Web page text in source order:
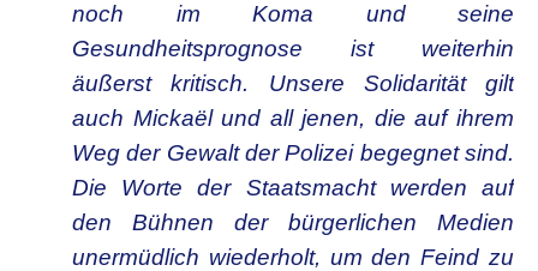
noch im Koma und seine
Gesundheitsprognose ist weiterhin
äußerst kritisch. Unsere Solidarität gilt
auch Mickaël und all jenen, die auf ihrem
Weg der Gewalt der Polizei begegnet sind.
Die Worte der Staatsmacht werden auf
den Bühnen der bürgerlichen Medien
unermüdlich wiederholt, um den Feind zu